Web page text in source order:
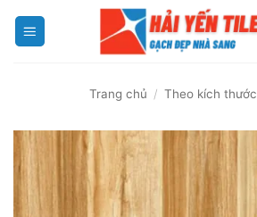
Trang chủ / Theo kích thước